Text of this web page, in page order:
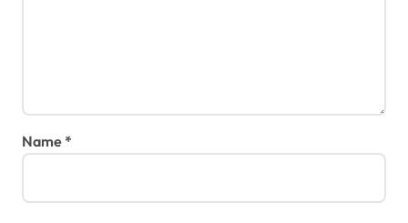
Name*